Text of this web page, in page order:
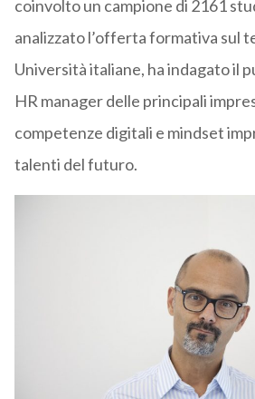
coinvolto un campione di 2161
analizzato l’offerta formativa sul
Università italiane, ha indagato il
HR manager delle principali
competenze digitali e mindset
talenti del futuro.